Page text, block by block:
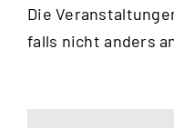
Die
falls nicht anders